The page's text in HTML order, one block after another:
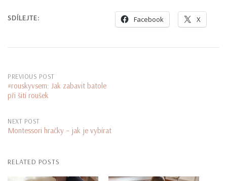
SDÍLEJTE: Facebook X
Post
navigation
PREVIOUS POST
#rouskyvsem: Jak zabavit batole
při šití roušek
NEXT POST
Montessori hračky – jak je vybírat
RELATED POSTS